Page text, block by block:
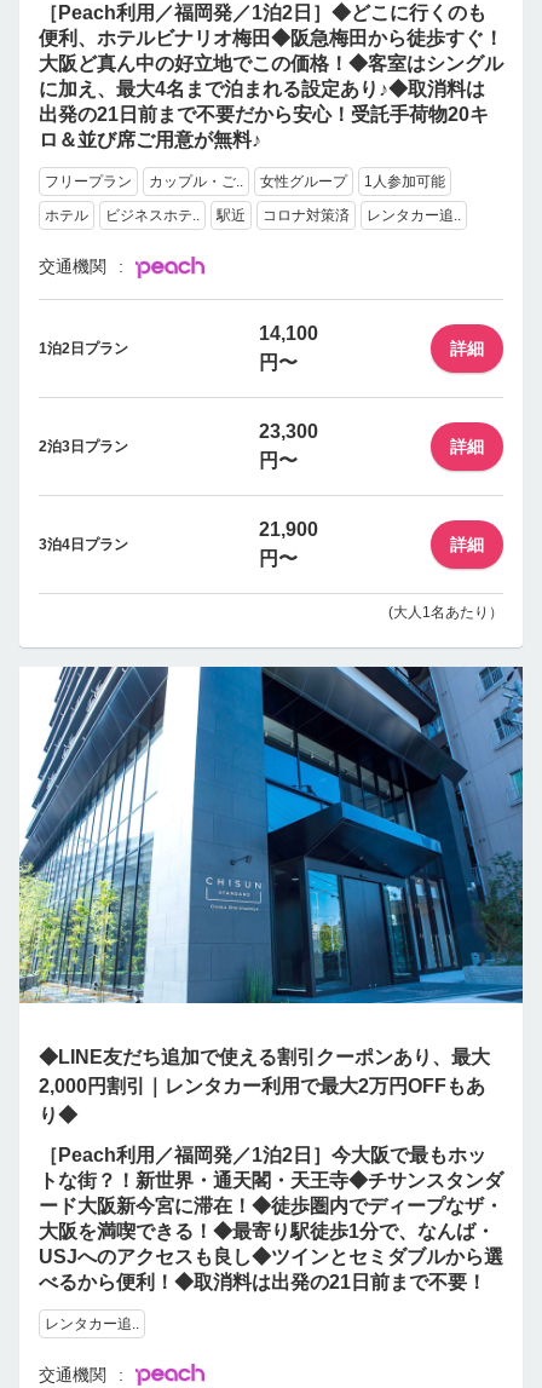
［Peach利用／福岡発／1泊2日］◆どこに行くのも
便利、ホテルビナリオ梅田◆阪急梅田から徒歩すぐ！
大阪ど真ん中の好立地でこの価格！◆客室はシングル
に加え、最大4名まで泊まれる設定あり♪◆取消料は
出発の21日前まで不要だから安心！受託手荷物20キ
ロ＆並び席ご用意が無料♪
フリープラン カップル・ご.. 女性グループ
1人参加可能
ホテル
ビジネスホテ.. 駅近 コロナ対策済 レンタカー追..
交通機関
1泊2日プラン
14,100
円〜
詳細
2泊3日プラン
23,300
円〜
詳細
3泊4日プラン
21,900
円〜
詳細
(大人1名あたり）
◆LINE友だち追加で使える割引クーポンあり、最大
2,000円割引｜レンタカー利用で最大2万円OFFもあ
り◆
［Peach利用／福岡発／1泊2日］今大阪で最もホッ
トな街？！新世界・通天閣・天王寺◆チサンスタンダ
ード大阪新今宮に滞在！◆徒歩圏内でディープなザ・
大阪を満喫できる！◆最寄り駅徒歩1分で、なんば・
USJへのアクセスも良し◆ツインとセミダブルから選
べるから便利！◆取消料は出発の21日前まで不要！
レンタカー追..
交通機関